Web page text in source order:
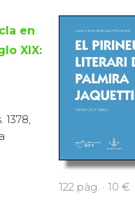
en
XIX:
122 pàg. · 10 €